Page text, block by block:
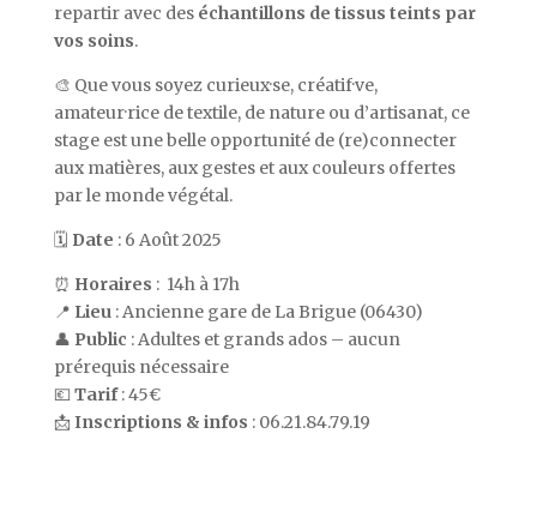
repartir avec des échantillons de tissus teints par
vos soins.
🎨 Que vous soyez curieux·se, créatif·ve,
amateur·rice de textile, de nature ou d’artisanat, ce
stage est une belle opportunité de (re)connecter
aux matières, aux gestes et aux couleurs offertes
par le monde végétal.
🗓️ Date : 6 Août 2025
⏰ Horaires : 14h à 17h
📍 Lieu: Ancienne gare de La Brigue (06430)
👤 Public : Adultes et grands ados – aucun
prérequis nécessaire
💶 Tarif: 45€
📩 Inscriptions & infos : 06.21.84.79.19